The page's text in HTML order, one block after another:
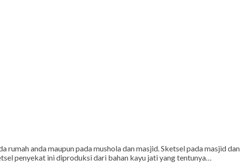
anda maupun pada mushola dan masjid. Sketsel pada masjid dan
penyekat ini diproduksi dari bahan kayu jati yang tentunya…